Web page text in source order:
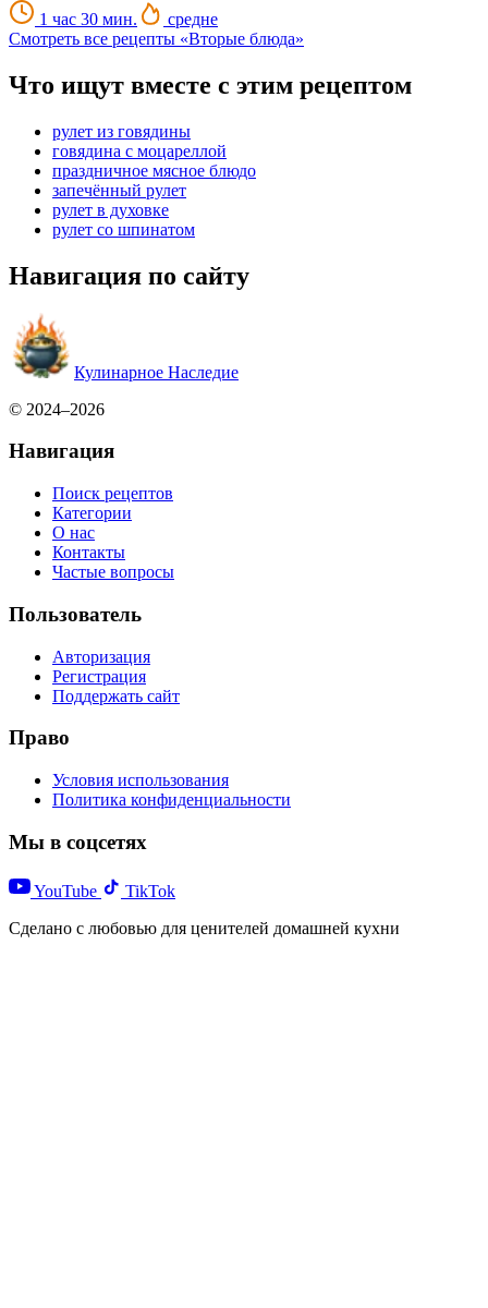
1 час 30 мин.
средне
Смотреть все рецепты «Вторые блюда»
Что ищут вместе с этим рецептом
рулет из говядины
говядина с моцареллой
праздничное мясное блюдо
запечённый рулет
рулет в духовке
рулет со шпинатом
Навигация по сайту
Кулинарное Наследие
© 2024–2026
Навигация
Поиск рецептов
Категории
О нас
Контакты
Частые вопросы
Пользователь
Авторизация
Регистрация
Поддержать сайт
Право
Условия использования
Политика конфиденциальности
Мы в соцсетях
YouTube
TikTok
Сделано с любовью для ценителей домашней кухни